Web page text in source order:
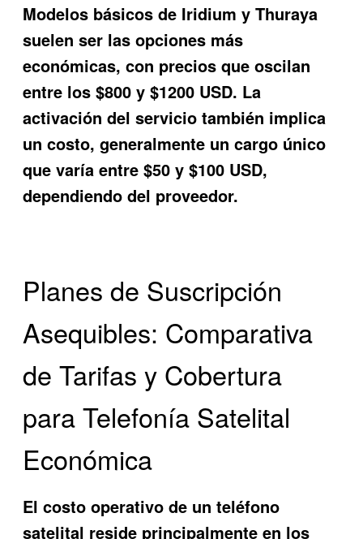
Modelos básicos de Iridium y Thuraya
suelen ser las opciones más
económicas, con precios que oscilan
entre los $800 y $1200 USD. La
activación del servicio también implica
un costo, generalmente un cargo único
que varía entre $50 y $100 USD,
dependiendo del proveedor.
Planes de Suscripción
Asequibles: Comparativa
de Tarifas y Cobertura
para Telefonía Satelital
Económica
El costo operativo de un teléfono
satelital reside principalmente en los